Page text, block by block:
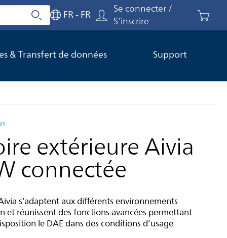
Close searchRechercher
FR - FR
Se connecter /
S'inscrire
& Transfert de données Support
extérieure Aivia
connectée
s’adaptent aux différents environnements
et réunissent des fonctions avancées permettant
le DAE dans des conditions d’usage